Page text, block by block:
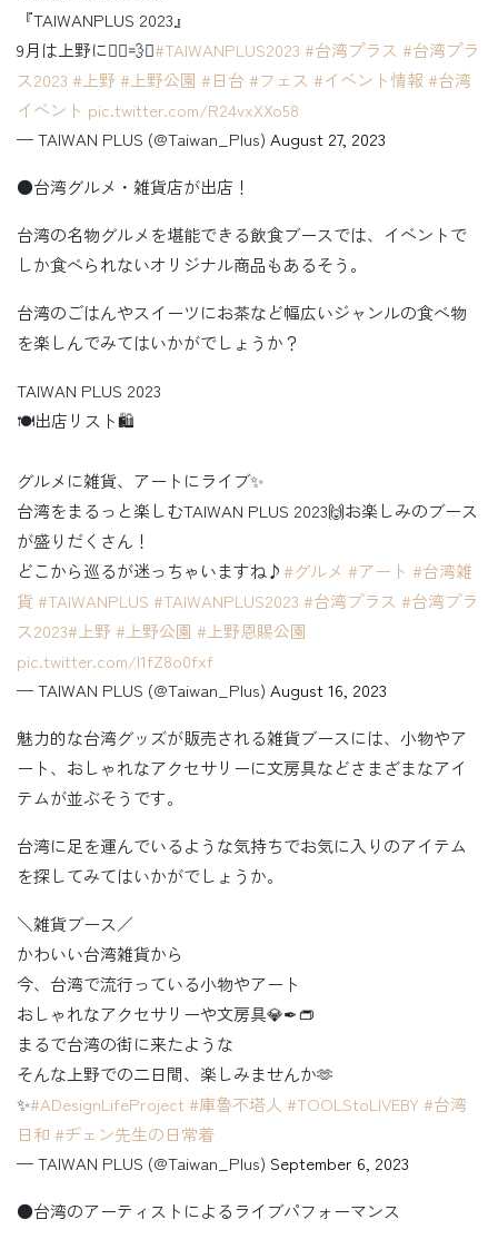
『TAIWANPLUS 2023』
9月は上野に🏃‍♀️💨✨#TAIWANPLUS2023 #台湾プラス #台湾プラ
ス2023 #上野 #上野公園 #日台 #フェス #イベント情報 #台湾
イベント pic.twitter.com/R24vxXXo58
— TAIWAN PLUS (@Taiwan_Plus) August 27, 2023
●台湾グルメ・雑貨店が出店！
台湾の名物グルメを堪能できる飲食ブースでは、イベントで
しか食べられないオリジナル商品もあるそう。
台湾のごはんやスイーツにお茶など幅広いジャンルの食べ物
を楽しんでみてはいかがでしょうか？
TAIWAN PLUS 2023
🍽出店リスト🛍
グルメに雑貨、アートにライブ✨
台湾をまるっと楽しむTAIWAN PLUS 2023🙌お楽しみのブース
が盛りだくさん！
どこから巡るが迷っちゃいますね♪#グルメ #アート #台湾雑
貨#TAIWANPLUS #TAIWANPLUS2023 #台湾プラス #台湾プラ
ス2023#上野 #上野公園 #上野恩賜公園
pic.twitter.com/I1fZ8o0fxf
— TAIWAN PLUS (@Taiwan_Plus) August 16, 2023
魅力的な台湾グッズが販売される雑貨ブースには、小物やア
ート、おしゃれなアクセサリーに文房具などさまざまなアイ
テムが並ぶそうです。
台湾に足を運んでいるような気持ちでお気に入りのアイテム
を探してみてはいかがでしょうか。
＼雑貨ブース／
かわいい台湾雑貨から
今、台湾で流行っている小物やアート
おしゃれなアクセサリーや文房具💎✒👝
まるで台湾の街に来たような
そんな上野での二日間、楽しみませんか🫶
✨#ADesignLifeProject #庫魯不塔人 #TOOLStoLIVEBY #台湾
日和 #ヂェン先生の日常着
— TAIWAN PLUS (@Taiwan_Plus) September 6, 2023
●台湾のアーティストによるライブパフォーマンス